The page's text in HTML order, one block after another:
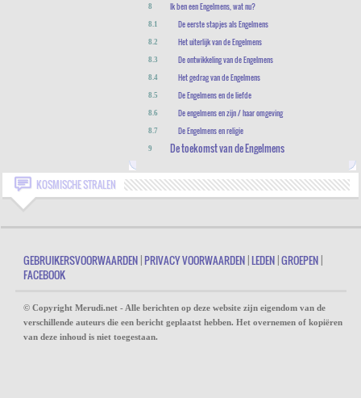
8 Ik ben een Engelmens, wat nu?
8.1 De eerste stapjes als Engelmens
8.2 Het uiterlijk van de Engelmens
8.3 De ontwikkeling van de Engelmens
8.4 Het gedrag van de Engelmens
8.5 De Engelmens en de liefde
8.6 De engelmens en zijn / haar omgeving
8.7 De Engelmens en religie
9 De toekomst van de Engelmens
KOSMISCHE STRALEN
GEBRUIKERSVOORWAARDEN |PRIVACY VOORWAARDEN |LEDEN |GROEPEN |
FACEBOOK
© Copyright Merudi.net - Alle berichten op deze website zijn eigendom van de
verschillende auteurs die een bericht geplaatst hebben. Het overnemen of kopiëren
van deze inhoud is niet toegestaan.